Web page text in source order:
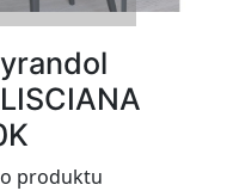
produktu